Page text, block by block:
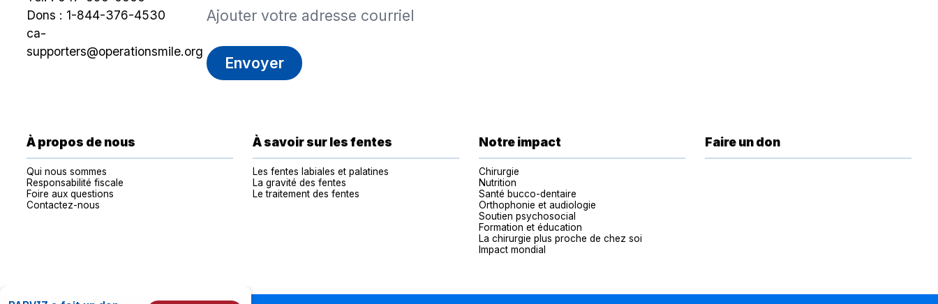
Dons : 1-844-376-4530
ca-
supporters@operationsmile.org
À propos de nous
Qui nous sommes
Responsabilité fiscale
Foire aux questions
Contactez-nous
À savoir sur les fentes
Les fentes labiales et palatines
La gravité des fentes
Le traitement des fentes
Notre impact
Chirurgie
Nutrition
Santé bucco-dentaire
Orthophonie et audiologie
Soutien psychosocial
Formation et éducation
La chirurgie plus proche de chez soi
Impact mondial
Faire un don